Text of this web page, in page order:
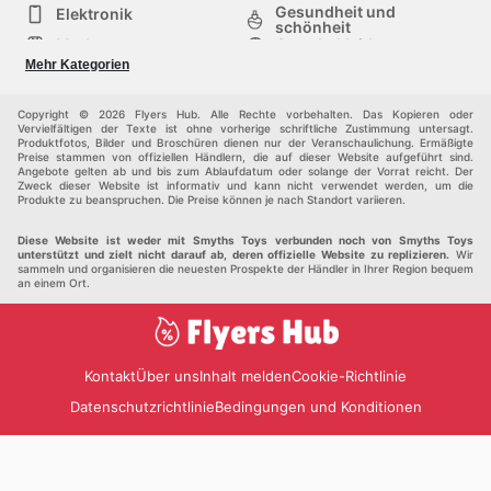
Elektronik
Gesundheit und
schönheit
Mode
Sportbekleidung
Baumarkt
Mehr Kategorien
Copyright © 2026 Flyers Hub. Alle Rechte vorbehalten. Das Kopieren oder
Vervielfältigen der Texte ist ohne vorherige schriftliche Zustimmung untersagt.
Produktfotos, Bilder und Broschüren dienen nur der Veranschaulichung. Ermäßigte
Preise stammen von offiziellen Händlern, die auf dieser Website aufgeführt sind.
Angebote gelten ab und bis zum Ablaufdatum oder solange der Vorrat reicht. Der
Zweck dieser Website ist informativ und kann nicht verwendet werden, um die
Produkte zu beanspruchen. Die Preise können je nach Standort variieren.
Diese Website ist weder mit Smyths Toys verbunden noch von Smyths Toys
unterstützt und zielt nicht darauf ab, deren offizielle Website zu replizieren. Wir
sammeln und organisieren die neuesten Prospekte der Händler in Ihrer Region bequem
an einem Ort.
KontaktÜber unsInhalt meldenCookie-Richtlinie
DatenschutzrichtlinieBedingungen und Konditionen